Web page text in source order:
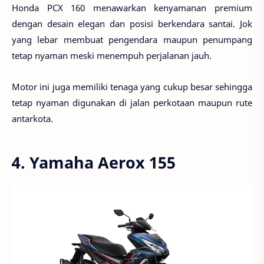
Honda PCX 160 menawarkan kenyamanan premium
dengan desain elegan dan posisi berkendara santai. Jok
yang lebar membuat pengendara maupun penumpang
tetap nyaman meski menempuh perjalanan jauh.
Motor ini juga memiliki tenaga yang cukup besar sehingga
tetap nyaman digunakan di jalan perkotaan maupun rute
antarkota.
4. Yamaha Aerox 155